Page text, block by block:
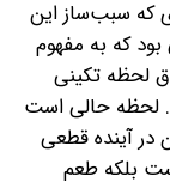
که سبب‌ساز این
که به مفهوم
لحظه تکینی
لحظه حالی است
در آینده قطعی
بلکه طعم